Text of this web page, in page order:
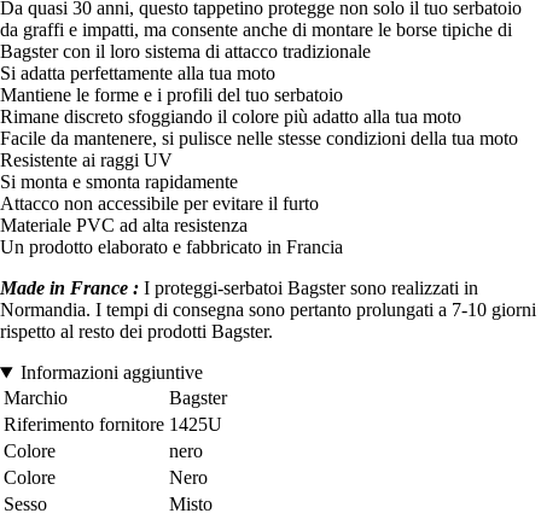
Da quasi 30 anni, questo tappetino protegge non solo il tuo serbatoio
da graffi e impatti, ma consente anche di montare le borse tipiche di
Bagster con il loro sistema di attacco tradizionale
Si adatta perfettamente alla tua moto
Mantiene le forme e i profili del tuo serbatoio
Rimane discreto sfoggiando il colore più adatto alla tua moto
Facile da mantenere, si pulisce nelle stesse condizioni della tua moto
Resistente ai raggi UV
Si monta e smonta rapidamente
Attacco non accessibile per evitare il furto
Materiale PVC ad alta resistenza
Un prodotto elaborato e fabbricato in Francia
Made in France : I proteggi-serbatoi Bagster sono realizzati in
Normandia. I tempi di consegna sono pertanto prolungati a 7-10 giorni
rispetto al resto dei prodotti Bagster.
Informazioni aggiuntive
Marchio
Bagster
Riferimento fornitore 1425U
Colore
nero
Colore
Nero
Sesso
Misto